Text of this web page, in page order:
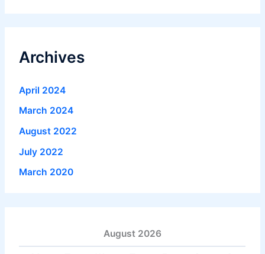
Archives
April 2024
March 2024
August 2022
July 2022
March 2020
August 2026